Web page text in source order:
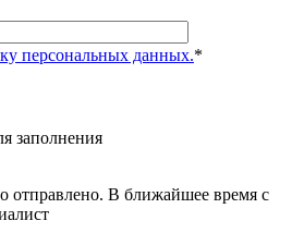
персональных данных.*
заполнения
отправлено. В ближайшее время с